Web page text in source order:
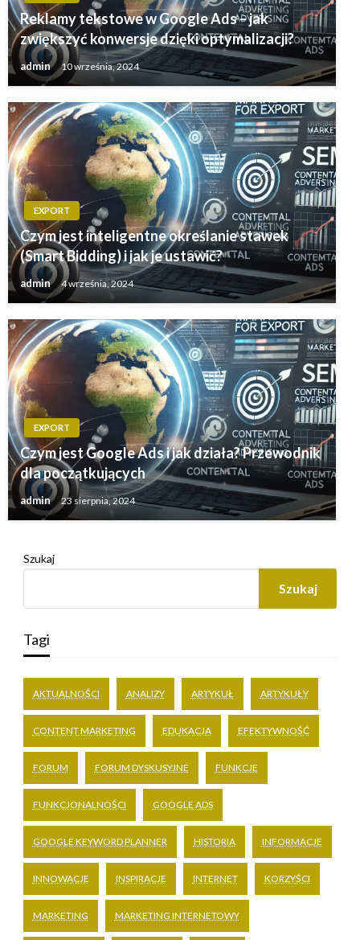
Reklamy tekstowe w Google Ads – jak
zwiększyć konwersje dzięki optymalizacji?
admin 10 września, 2024
EXPORT
Czym jest inteligentne określanie stawek
(Smart Bidding) i jak je ustawić?
admin 4 września, 2024
EXPORT
Czym jest Google Ads i jak działa? Przewodnik
dla początkujących
admin 23 sierpnia, 2024
Szukaj
Szukaj
Tagi
AKTUALNOŚCI ANALIZY ARTYKUŁ ARTYKUŁY
CONTENT MARKETING EDUKACJA EFEKTYWNOŚĆ
FORUM FORUM DYSKUSYJNE FUNKCJE
FUNKCJONALNOŚCI GOOGLE ADS
GOOGLE KEYWORD PLANNER HISTORIA INFORMACJE
INNOWACJE INSPIRACJE INTERNET KORZYŚCI
MARKETING MARKETING INTERNETOWY